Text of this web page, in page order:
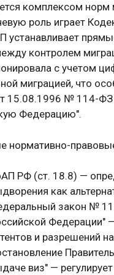
комплексом
роль играет
устанавливает
контролем
с учетом
миграцией, что
15.08.1996 № 114-
Федерацию".
нормативно-
РФ (ст. 18.8) —
как
закон №
Федерации"
и разрешений
виз" —